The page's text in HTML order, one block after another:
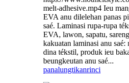
melt-adhesive.mp4 Ieu
EVA anu dilelehan panas
saé. Laminasi rupa-rupa
EVA, lawon, sapatu,
kakuatan laminasi anu saé:
dina tékstil, produk ieu
beungkeutan anu saé...
panalungtikanrinci